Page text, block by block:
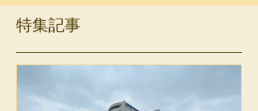
特集記事